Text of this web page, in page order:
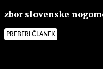
zbor slovenske
PREBERI ČLANEK